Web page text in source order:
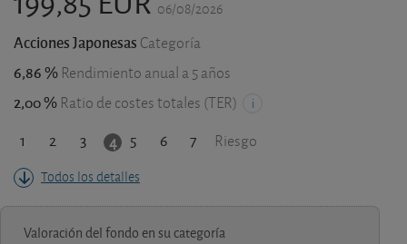
06/08/2026
Acciones Japonesas Categoría
6,86 % Rendimiento anual a 5 años
2,00 % Ratio de costes totales (TER)
1 2 3 4 5 6 7 Riesgo
Todos los detalles
Valoración del fondo en su categoría